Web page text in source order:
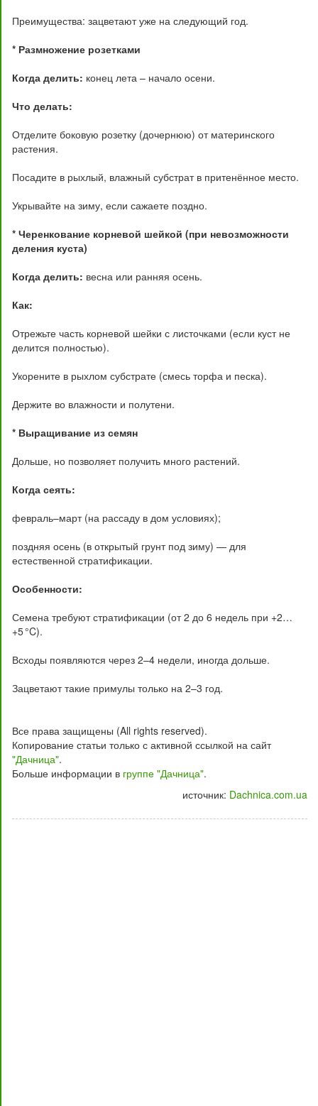
Преимущества: зацветают уже на следующий год.
* Размножение розетками
Когда делить: конец лета – начало осени.
Что делать:
Отделите боковую розетку (дочернюю) от материнского
растения.
Посадите в рыхлый, влажный субстрат в притенённое место.
Укрывайте на зиму, если сажаете поздно.
* Черенкование корневой шейкой (при невозможности
деления куста)
Когда делить: весна или ранняя осень.
Как:
Отрежьте часть корневой шейки с листочками (если куст не
делится полностью).
Укорените в рыхлом субстрате (смесь торфа и песка).
Держите во влажности и полутени.
* Выращивание из семян
Дольше, но позволяет получить много растений.
Когда сеять:
февраль–март (на рассаду в дом условиях);
поздняя осень (в открытый грунт под зиму) — для
естественной стратификации.
Особенности:
Семена требуют стратификации (от 2 до 6 недель при +2…
+5 °C).
Всходы появляются через 2–4 недели, иногда дольше.
Зацветают такие примулы только на 2–3 год.
Все права защищены (All rights reserved).
Копирование статьи только с активной ссылкой на сайт
"Дачница".
Больше информации в группе "Дачница".
источник: Dachnica.com.ua